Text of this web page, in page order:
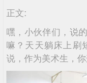
正文:
嘿，小伙伴们，说
嘛？天天躺床上刷
说，作为美术生，你